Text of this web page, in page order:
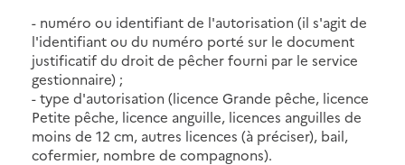
- numéro ou identifiant de l'autorisation (il s'agit de
l'identifiant ou du numéro porté sur le document
justificatif du droit de pêcher fourni par le service
gestionnaire) ;
- type d'autorisation (licence Grande pêche, licence
Petite pêche, licence anguille, licences anguilles de
moins de 12 cm, autres licences (à préciser), bail,
cofermier, nombre de compagnons).